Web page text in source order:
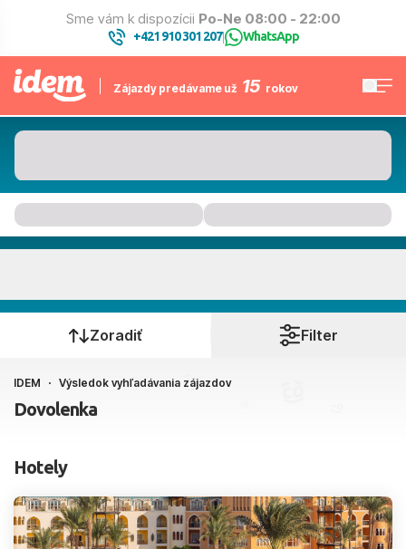
Sme vám k dispozícii Po-Ne 08:00 - 22:00
+421 910 301 207| WhatsApp
Zájazdy predávame už 15 rokov
Kedy cestujete?
Bratislava, Košice, Piešťany, Poprad
Zoradiť Filter
IDEM Výsledok vyhľadávania zájazdov
Dovolenka
Hotely